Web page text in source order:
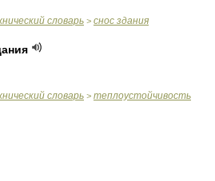
словарь > снос здания
словарь > теплоустойчивость